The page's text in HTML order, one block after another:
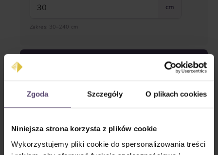
Zgoda Szczegóły O plikach cookies
Niniejsza strona korzysta z plików cookie
Wykorzystujemy pliki cookie do spersonalizowania treści
cm
Zakres: 30–240 cm